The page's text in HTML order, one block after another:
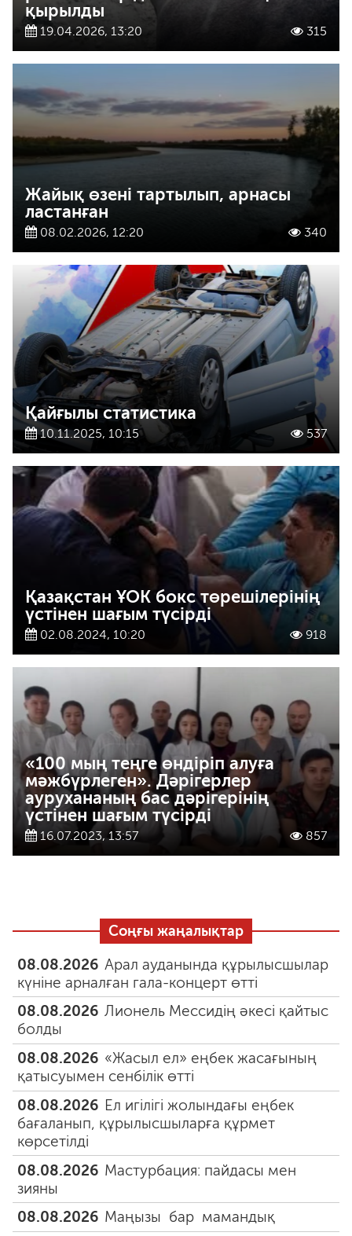
қырылды
19.04.2026, 13:20 315
Жайық өзені тартылып, арнасы
ластанған
08.02.2026, 12:20 340
Қайғылы статистика
10.11.2025, 10:15 537
Қазақстан ҰОК бокс төрешілерінің
үстінен шағым түсірді
02.08.2024, 10:20 918
«100 мың теңге өндіріп алуға
мәжбүрлеген». Дәрігерлер
аурухананың бас дәрігерінің
үстінен шағым түсірді
16.07.2023, 13:57 857
Соңғы жаңалықтар
08.08.2026 Арал ауданында құрылысшылар
күніне арналған гала-концерт өтті
08.08.2026 Лионель Мессидің әкесі қайтыс
болды
08.08.2026 «Жасыл ел» еңбек жасағының
қатысуымен сенбілік өтті
08.08.2026 Ел игілігі жолындағы еңбек
бағаланып, құрылысшыларға құрмет
көрсетілді
08.08.2026 Мастурбация: пайдасы мен
зияны
08.08.2026 Маңызы бар мамандық